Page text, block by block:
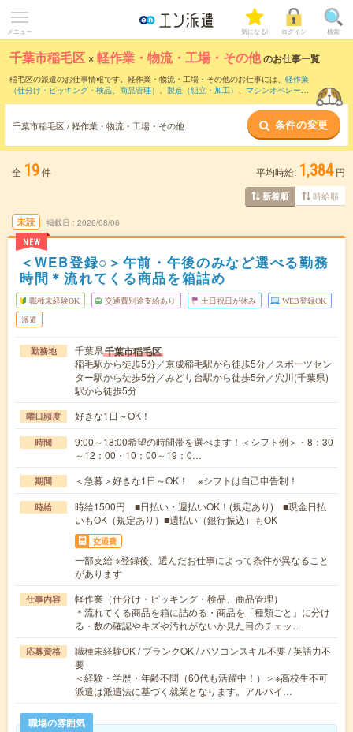
メニュー 気になる! ログイン 検索
千葉市稲毛区 ×軽作業・物流・工場・その他のお仕事一覧
稲毛区の派遣のお仕事情報です。軽作業・物流・工場・その他のお仕事には、 軽作業
（仕分け・ピッキング・検品、商品管理） 、 製造（組立・加工） 、 マシンオペレータ
千葉市稲毛区 / 軽作業・物流・工場・その他 条件の変更
全 19件 平均時給: 1,384 円
新着順 時給順
未読
NEW
掲載日 2026/08/06
＜WEB登録○＞午前・午後のみなど選べる勤務
時間＊流れてくる商品を箱詰め
職種未経験OK 交通費別途支給あり 土日祝日が休み WEB登録OK
派遣
勤務地 千葉県千葉市稲毛区
稲毛駅から徒歩5分／京成稲毛駅から徒歩5分／スポーツセン
ター駅から徒歩5分／みどり台駅から徒歩5分／穴川(千葉県)
駅から徒歩5分
曜日頻度 好きな1日～OK！
時間
9:00～18:00希望の時間帯を選べます！＜シフト例＞・8：30
～12：00・10：00～19：0…
期間 ＜急募＞好きな1日～OK！ ※シフトは自己申告制！
時給
時給1500円 ■日払い・週払いOK！(規定あり) ■現金日払
いもOK（規定あり）■週払い（銀行振込）もOK
交通費
一部支給 ※登録後、選んだお仕事によって条件が異なること
があります
仕事内容
軽作業（仕分け・ピッキング・検品、商品管理）
＊流れてくる商品を箱に詰める・商品を「種類ごと」に分け
る・数の確認やキズや汚れがないか見た目のチェッ…
応募資格
職種未経験OK / ブランクOK / パソコンスキル不要 / 英語力不
要
＜経験・学歴・年齢不問（60代も活躍中！）＞※高校生不可
派遣は派遣法に基づく就業となります。アルバイ…
職場の雰囲気